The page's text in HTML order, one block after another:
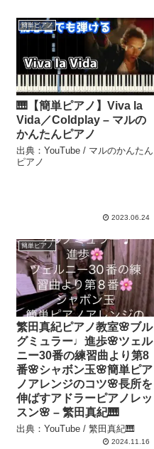
簡単ピアノ
🎹【簡単ピアノ】Viva la
Vida／Coldplay – マルの
かんたんピアノ
出典：YouTube / マルのかんたん
ピアノ
2023.06.24
簡単ピアノ
繁田真紀ピアノ教室🌸ブル
グミュラー♩進歩🌸ツェル
ニー30番の練習曲より第8
番🌸シャボン玉🌸簡単ピア
ノアレンジのコツ🌸長所を
伸ばすアドラーピアノレッ
スン🌸 – 繁田真紀🎹
出典：YouTube / 繁田真紀🎹
2024.11.16